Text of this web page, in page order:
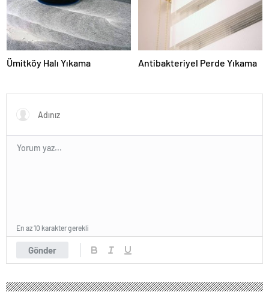
Ümitköy Halı Yıkama Antibakteriyel Perde Yıkama
Gönder
En az 10 karakter gerekli